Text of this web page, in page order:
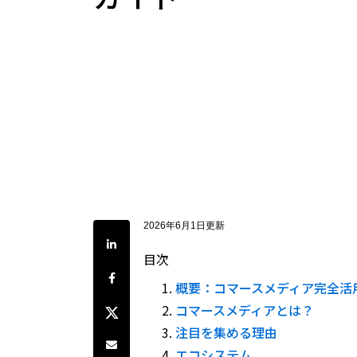
LinkedInで共有
Facebookでシェア
Twitterでシェア
Share by e-mail
2026年6月1日更新
目次
概要：コマースメディア完全
コマースメディアとは？
注目を集める理由